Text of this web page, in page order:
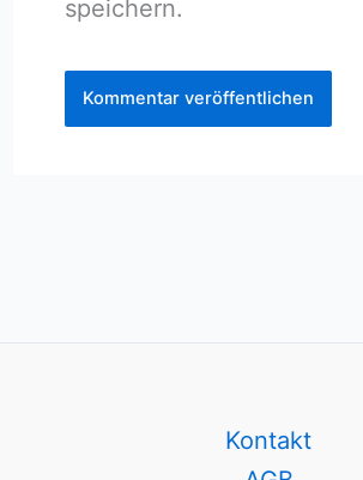
speichern.
Kontakt